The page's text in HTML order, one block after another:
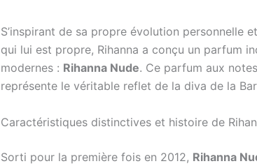
S’inspirant de sa propre évolution personnelle
qui lui est propre, Rihanna a conçu un parfum
modernes : Rihanna Nude. Ce parfum aux
représente le véritable reflet de la diva de la
Caractéristiques distinctives et histoire de
Sorti pour la première fois en 2012, Rihanna